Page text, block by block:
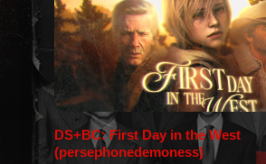
DS+BC: First Day in the West
(persephonedemoness)